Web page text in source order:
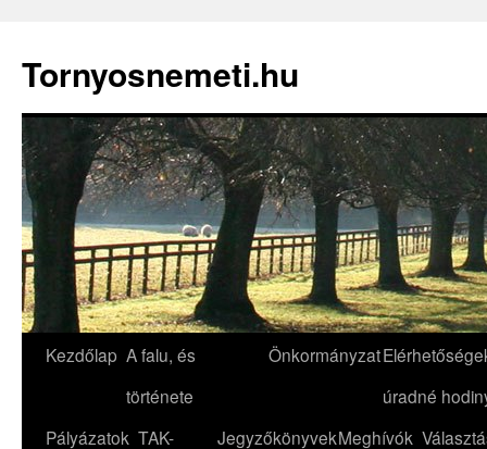
Tornyosnemeti.hu
Kilépés
tartalomba
Kezdőlap A falu, és
története
Önkormányzat
úradné
Pályázatok TAK-
JegyzőkönyvekMeghívók